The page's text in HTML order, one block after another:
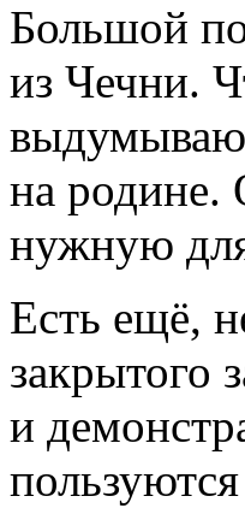
Большой
из Чечни.
на
нужную
Есть ещё,
закрытого
и